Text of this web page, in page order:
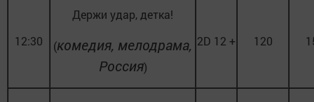
12:30
Держи удар, детка!
(комедия, мелодрама,
Россия)
2D 12 + 120